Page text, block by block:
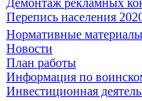
Демонтаж рекламных
Перепись населения
Нормативные материалы
Новости
План работы
Информация по
Инвестиционная